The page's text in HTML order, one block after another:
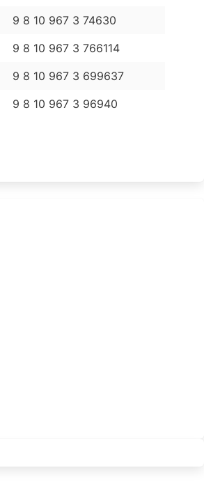
9 8 10 967 3 74630
9 8 10 967 3 766114
9 8 10 967 3 699637
9 8 10 967 3 96940